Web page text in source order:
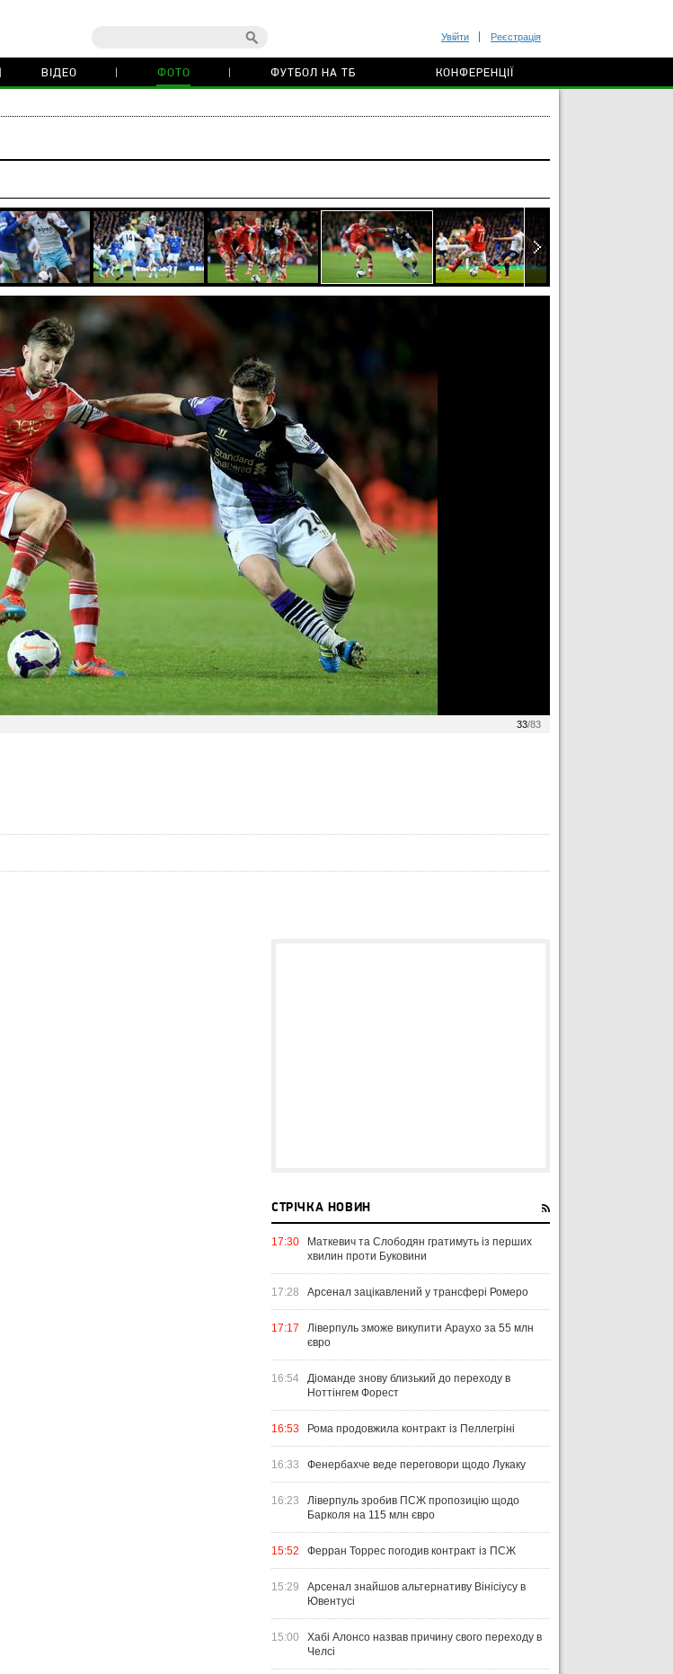
Увійти Реєстрація
ВІДЕО ФОТО ФУТБОЛ НА ТБ КОНФЕРЕНЦІЇ
33/83
СТРІЧКА НОВИН
17:30
Маткевич та Слободян гратимуть із перших
хвилин проти Буковини
17:28 Арсенал зацікавлений у трансфері Ромеро
17:17
Ліверпуль зможе викупити Араухо за 55 млн
євро
16:54
Діоманде знову близький до переходу в
Ноттінгем Форест
16:53 Рома продовжила контракт із Пеллегріні
16:33 Фенербахче веде переговори щодо Лукаку
16:23
Ліверпуль зробив ПСЖ пропозицію щодо
Барколя на 115 млн євро
15:52 Ферран Торрес погодив контракт із ПСЖ
15:29
Арсенал знайшов альтернативу Вінісіусу в
Ювентусі
15:00
Хабі Алонсо назвав причину свого переходу в
Челсі